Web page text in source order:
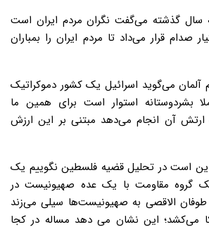
سال گذشته می‌گفت نگران مردم ایران است
صدام قرار می‌داد تا مردم ایران را بمباران
می‌گوید اسرائیل یک کشور دموکراتیک
بشردوستانه استوار است برای همین ما
ارتش آن انجام می‌دهد مبتنی بر این ارزش
این است در تحلیل قضیه فلسطین نگوییم یک
گروه مقاومت با یک عده صهیونیست در
الاقصی به صهیونیست‌ها سیلی می‌زند
می‌کشد؛ این نشان می دهد مساله در کجا